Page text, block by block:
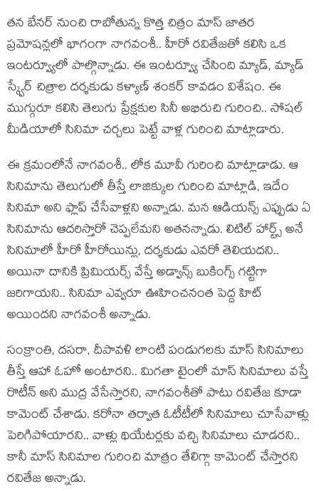
త‌న బేన‌ర్ నుంచి రాబోతున్న కొత్త చిత్రం మాస్ జాత‌ర
ప్ర‌మోషన్ల‌లో భాగంగా నాగ‌వంశీ.. హీరో ర‌వితేజ‌తో క‌లిసి ఒక
ఇంట‌ర్వ్యూలో పాల్గొన్నాడు. ఈ ఇంట‌ర్వ్యూ చేసింది మ్యాడ్, మ్యాడ్
స్క్వేర్ చిత్రాల ద‌ర్శ‌కుడు క‌ళ్యాణ్ శంకర్ కావ‌డం విశేషం. ఈ
ముగ్గురూ క‌లిసి తెలుగు ప్రేక్ష‌కుల సినీ అభిరుచి గురించి.. సోష‌ల్
మీడియాలో సినిమా చ‌ర్చ‌లు పెట్టే వాళ్ల గురించి మాట్లాడారు.
ఈ క్ర‌మంలోనే నాగవంశీ.. లోక మూవీ గురించి మాట్లాడాడు. ఆ
సినిమాను తెలుగులో తీస్తే లాజిక్కుల గురించి మాట్లాడి, ఇదేం
సినిమా అని ఫ్లాప్ చేసేవాళ్ల‌ని అన్నాడు. మ‌న ఆడియ‌న్స్ ఎప్పుడు ఏ
సినిమాను ఆద‌రిస్తారో చెప్ప‌లేమ‌ని అత‌న‌న్నాడు. లిటిల్ హార్ట్స్ అనే
సినిమాలో హీరో హీరోయిన్లు, ద‌ర్శ‌కుడు ఎవ‌రో తెలియ‌ద‌ని..
అయినా దానికి ప్రిమియ‌ర్స్ వేస్తే అడ్వాన్స్ బుకింగ్స్ గ‌ట్టిగా
జ‌రిగాయ‌ని.. సినిమా ఎవ్వ‌రూ ఊహించ‌నంత పెద్ద హిట్
అయింద‌ని నాగ‌వంశీ అన్నాడు.
సంక్రాంతి, ద‌స‌రా, దీపావ‌ళి లాంటి పండుగ‌ల‌కు మాస్ సినిమాలు
తీస్తే ఆహా ఓహో అంటార‌ని.. మిగ‌తా టైంలో మాస్ సినిమాలు వ‌స్తే
రొటీన్ అని ముద్ర వేసేస్తారని, నాగ‌వంశీతో పాటు ర‌వితేజ కూడా
కామెంట్ చేశాడు. క‌రోనా త‌ర్వాత ఓటీటీలో సినిమాలు చూసేవాళ్లు
పెరిగిపోయార‌ని.. వాళ్లు థియేట‌ర్లకు వ‌చ్చి సినిమాలు చూడ‌ర‌ని..
కానీ మాస్ సినిమాల గురించి మాత్రం తేలిగ్గా కామెంట్ చేస్తారని
ర‌వితేజ అన్నాడు.